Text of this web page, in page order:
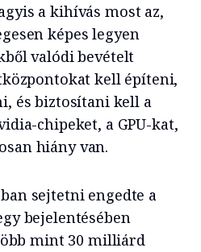
a kihívás most az,
képes legyen
valódi bevételt
kell építeni,
és biztosítani kell a
chipeket, a GPU-kat,
hiány van.
sejtetni engedte a
bejelentésében
mint 30 milliárd